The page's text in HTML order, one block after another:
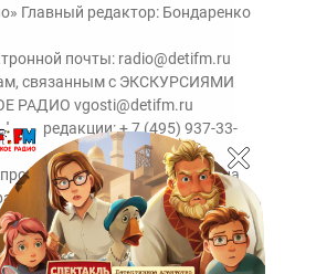
Главный редактор: Бондаренко
почты: radio@detifm.ru
связанным с ЭКСКУРСИЯМИ
РАДИО vgosti@detifm.ru
редакции:+ 7 (495) 937-33-
размещения рекламы на
- сейлз-хаус «ГПМ
+7 (495) 921-40-41
media.ru